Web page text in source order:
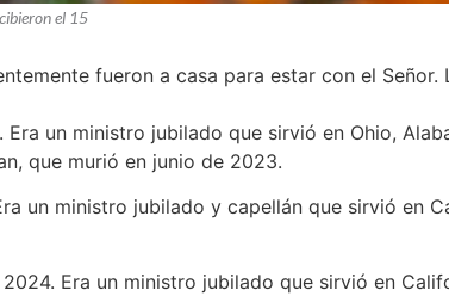
el 15
fueron a casa para estar con el Señor.
un ministro jubilado que sirvió en Ohio,
que murió en junio de 2023.
un ministro jubilado y capellán que sirvió en
Era un ministro jubilado que sirvió en